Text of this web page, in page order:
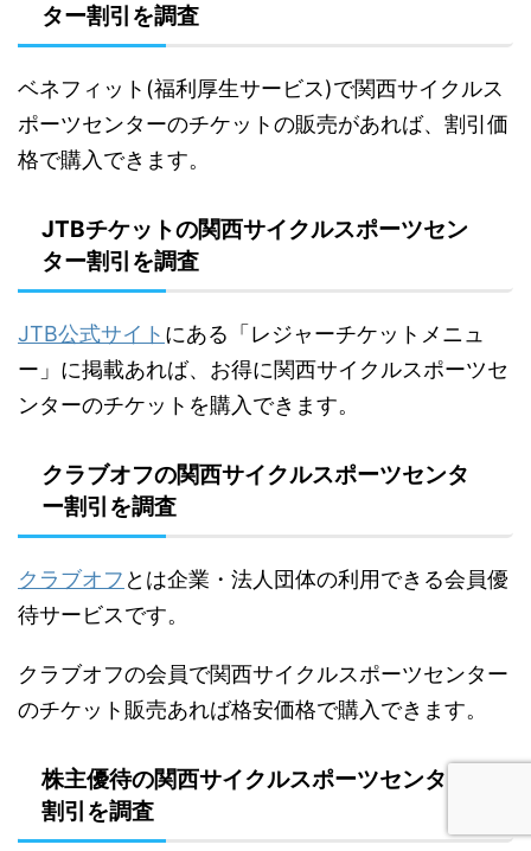
ター割引を調査
ベネフィット(福利厚生サービス)で関西サイクルス
ポーツセンターのチケットの販売があれば、割引価
格で購入できます。
JTBチケットの関西サイクルスポーツセン
ター割引を調査
JTB公式サイト にある「レジャーチケットメニュ
ー」に掲載あれば、お得に関西サイクルスポーツセ
ンターのチケットを購入できます。
クラブオフの関西サイクルスポーツセンタ
ー割引を調査
クラブオフ とは企業・法人団体の利用できる会員優
待サービスです。
クラブオフの会員で関西サイクルスポーツセンター
のチケット販売あれば格安価格で購入できます。
株主優待の関西サイクルスポーツセンター
割引を調査